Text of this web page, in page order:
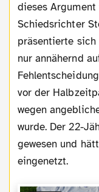
dieses Argument
Schiedsrichter
präsentierte sich
nur annähernd
vor der
wegen
wurde. Der 22-
gewesen und
eingenetzt.